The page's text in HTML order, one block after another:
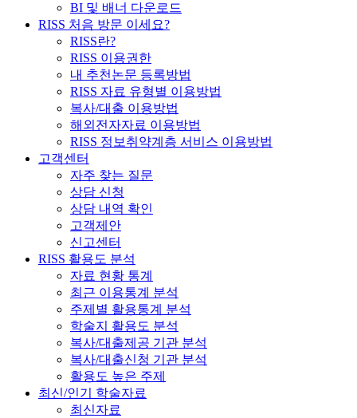
BI 및 배너 다운로드
RISS 처음 방문 이세요?
RISS란?
RISS 이용권한
내 추천논문 등록방법
RISS 자료 유형별 이용방법
복사/대출 이용방법
해외전자자료 이용방법
RISS 정보취약계층 서비스 이용방법
고객센터
자주 찾는 질문
상담 신청
상담 내역 확인
고객제안
신고센터
RISS 활용도 분석
자료 현황 통계
최근 이용통계 분석
주제별 활용통계 분석
학술지 활용도 분석
복사/대출제공 기관 분석
복사/대출신청 기관 분석
활용도 높은 주제
최신/인기 학술자료
최신자료